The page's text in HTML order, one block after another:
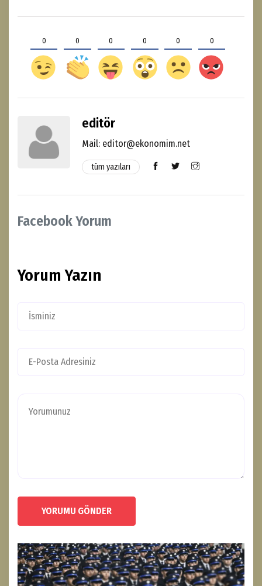
0 0 0 0 0 0
editör
Mail: editor@ekonomim.net
tüm yazıları
Facebook Yorum
Yorum Yazın
YORUMU GÖNDER